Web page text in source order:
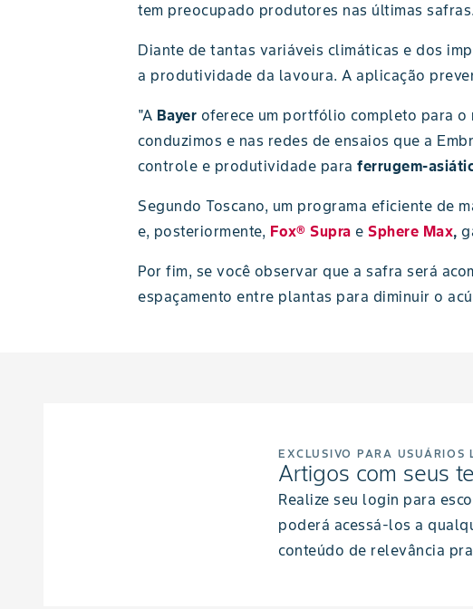
tem preocupado produtores nas últimas safras.
Diante de tantas variáveis climáticas e dos
a produtividade da lavoura. A aplicação
"A Bayer oferece um portfólio completo para o
conduzimos e nas redes de ensaios que a
controle e produtividade para ferrugem-
Segundo Toscano, um programa eficiente de
e, posteriormente, Fox® Supra e Sphere Max,
Por fim, se você observar que a safra será
espaçamento entre plantas para diminuir o
EXCLUSIVO PARA USUÁRIOS
Artigos com seus
Realize seu login para
poderá acessá-los a
conteúdo de relevância